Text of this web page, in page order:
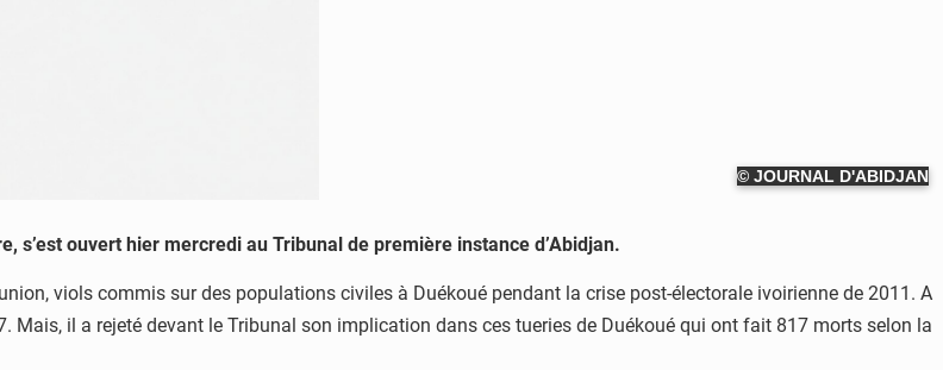
© JOURNAL D'ABIDJAN
s’est ouvert hier mercredi au Tribunal de première instance d’Abidjan.
viols commis sur des populations civiles à Duékoué pendant la crise post-électorale ivoirienne de 2011. A
Mais, il a rejeté devant le Tribunal son implication dans ces tueries de Duékoué qui ont fait 817 morts selon la